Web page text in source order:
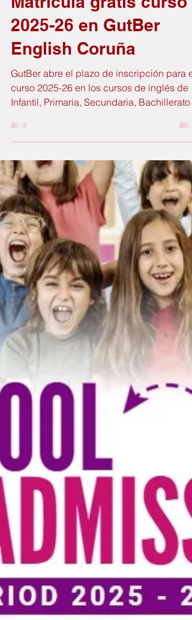
GutBer English
21 ago 2025
3 min de lectura
Matrícula gratis curso
2025-26 en GutBer
English Coruña
curso 2025-26 en los cursos de inglés de
Infantil, Primaria, Secundaria, Bachillerato y
adultos